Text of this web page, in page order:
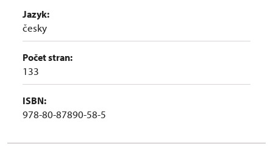
Jazyk:
česky
Počet stran:
133
ISBN:
978-80-87890-58-5